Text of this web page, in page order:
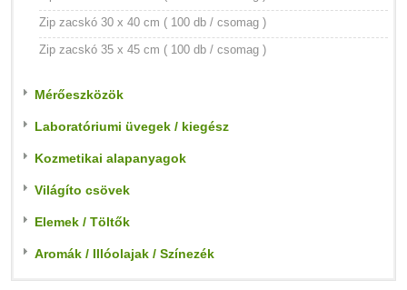
Zip zacskó 30 x 40 cm ( 100 db / csomag )
Zip zacskó 35 x 45 cm ( 100 db / csomag )
Mérőeszközök
Laboratóriumi üvegek / kiegész
Kozmetikai alapanyagok
Világíto csövek
Elemek / Töltők
Aromák / Illóolajak / Színezék